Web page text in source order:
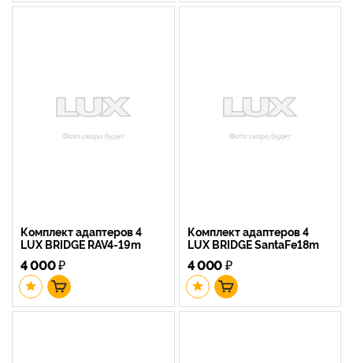
Комплект адаптеров 4
LUX BRIDGE RAV4-19m
4 000₽
Комплект адаптеров 4
LUX BRIDGE SantaFe18m
4 000₽